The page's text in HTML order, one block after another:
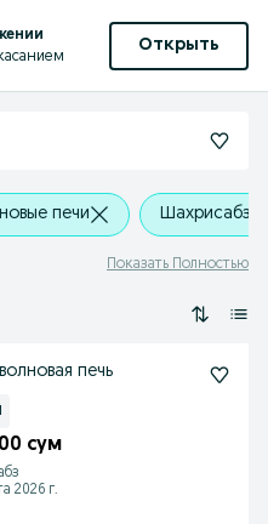
Открыть
печи Шахрисабз
Показать Полностью
печь
сум
2026 г.